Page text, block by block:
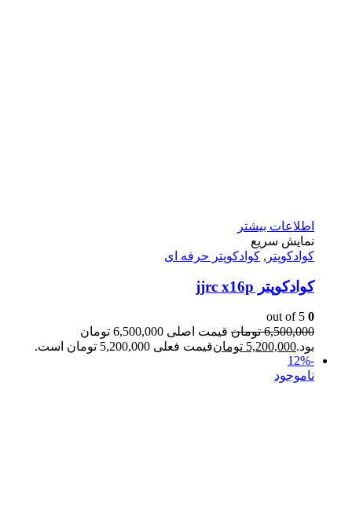
اطلاعات بیشتر
نمایش سریع
کوادکوپتر , کوادکوپتر حرفه ای
کوادکوپتر jjrc x16p
0
6,500,000 تومان
قیمت اصلی 6,500,000 تومان
بود.5,200,000 تومانقیمت فعلی 5,200,000 تومان است.
-12%
ناموجود